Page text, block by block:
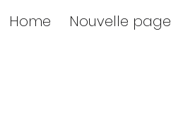
Home Nouvelle page